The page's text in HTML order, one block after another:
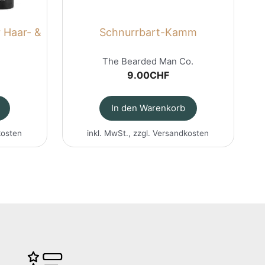
Haar- &
Schnurrbart-Kamm
The Bearded Man Co.
9.00CHF
In den Warenkorb
inkl. MwSt., zzgl.Versandkosten